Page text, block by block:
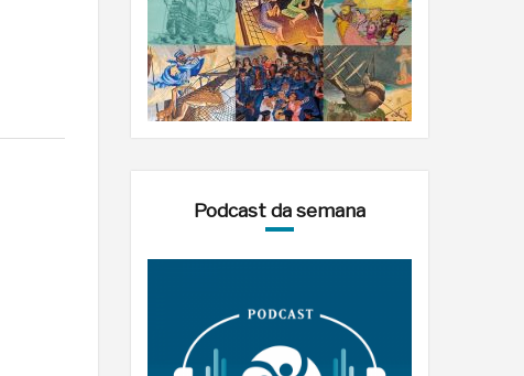
Podcast da semana